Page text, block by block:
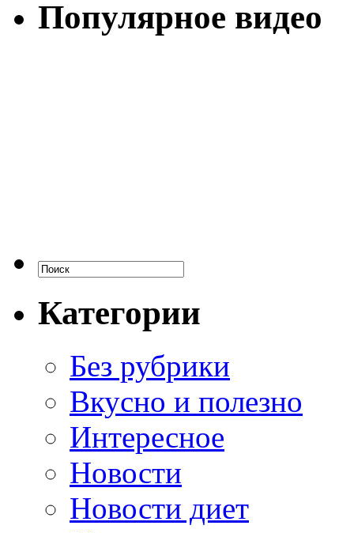
Популярное видео
Категории
Без рубрики
Вкусно и полезно
Интересное
Новости
Новости диет